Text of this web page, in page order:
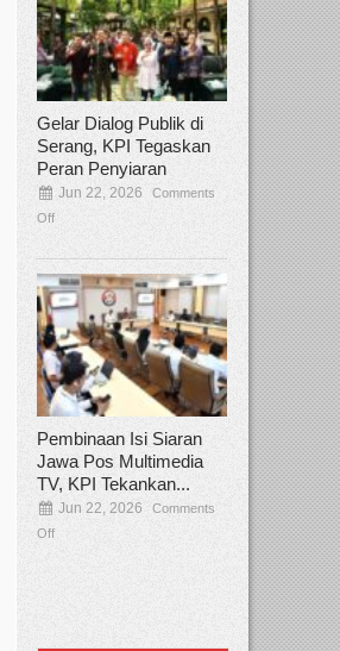
Tamee Irelly Menjadi Juri Open
Film Terbaru...
Sep 08, 2025 Comments Off
Bekasi, Broadcastmagz – Dalam upaya
talenta...
Gelar Dialog Publik di
Serang, KPI Tegaskan
Peran Penyiaran
Jun 22, 2026
Comments
Off
Pembinaan Isi Siaran
Jawa Pos Multimedia
TV, KPI Tekankan...
Jun 22, 2026
Comments
Off